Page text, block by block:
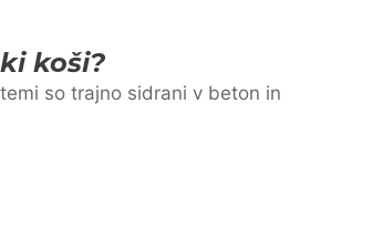
koši?
so trajno sidrani v beton in